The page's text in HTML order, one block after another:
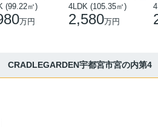
(99.22㎡)
万円
4LDK (105.35㎡)
2,580万円
CRADLEGARDEN宇都宮市宮の内第4